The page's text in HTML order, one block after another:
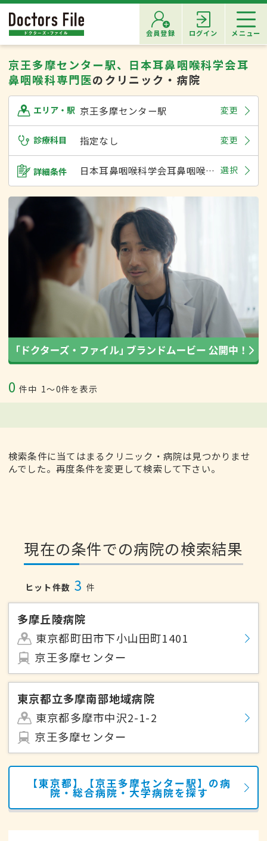
会員登録 ログイン メニュー
京王多摩センター駅、日本耳鼻咽喉科学会耳
鼻咽喉科専門医のクリニック・病院
エリア・駅 京王多摩センター駅 変更
診療科目 指定なし 変更
詳細条件 日本耳鼻咽喉科学会耳鼻咽喉科専門医 選択
0 件中 1〜0件を表示
検索条件に当てはまるクリニック・病院は見つかりませ
んでした。再度条件を変更して検索して下さい。
現在の条件での病院の検索結果
ヒット件数 3 件
多摩丘陵病院
東京都町田市下小山田町1401
京王多摩センター
東京都立多摩南部地域病院
東京都多摩市中沢2-1-2
京王多摩センター
【東京都】【京王多摩センター駅】の病
院・総合病院・大学病院を探す